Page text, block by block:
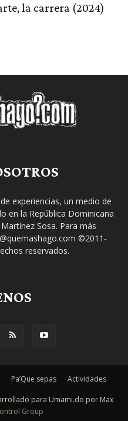
la carrera (2024)
experiencias, un medio de
en la República Dominicana
Sosa. Para más
©2011-
reservados.
Pa’Que sepas Actividades
para Umami.do por Max
Group